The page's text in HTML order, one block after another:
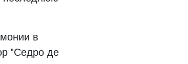
в
"Седро де